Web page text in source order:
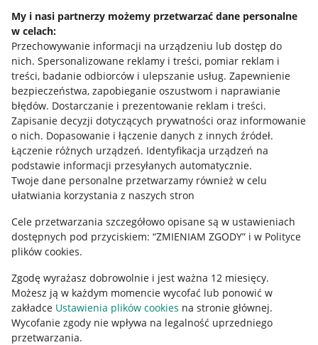
My i nasi partnerzy możemy przetwarzać dane personalne
w celach:
Przechowywanie informacji na urządzeniu lub dostęp do
nich. Spersonalizowane reklamy i treści, pomiar reklam i
treści, badanie odbiorców i ulepszanie usług. Zapewnienie
bezpieczeństwa, zapobieganie oszustwom i naprawianie
błędów. Dostarczanie i prezentowanie reklam i treści.
Zapisanie decyzji dotyczących prywatności oraz informowanie
o nich. Dopasowanie i łączenie danych z innych źródeł.
Łączenie różnych urządzeń. Identyfikacja urządzeń na
podstawie informacji przesyłanych automatycznie.
Twoje dane personalne przetwarzamy również w celu
ułatwiania korzystania z naszych stron
Cele przetwarzania szczegółowo opisane są w ustawieniach
dostępnych pod przyciskiem: “ZMIENIAM ZGODY” i w Polityce
plików cookies.
Zgodę wyrażasz dobrowolnie i jest ważna 12 miesięcy.
Możesz ją w każdym momencie wycofać lub ponowić w
zakładce Ustawienia plików cookies na stronie głównej.
Wycofanie zgody nie wpływa na legalność uprzedniego
przetwarzania.
Allegro Gadane dla sprzedających
Allegro Gadane dla kupujących
Mapa miejscowości
Informacje prawne
Regulamin
Polityka plików "cookies"
Ustawienia plików "cookies"
Udostępnianie lokalizacji
Informacje dla Aktu o Usługach Cyfrowych
Pobierz aplikację